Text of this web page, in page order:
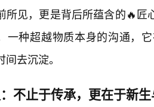
所见，更是背后所蕴含的🔥
一种超越物质本身的沟通，
去沉淀。
不止于传承，更在于新